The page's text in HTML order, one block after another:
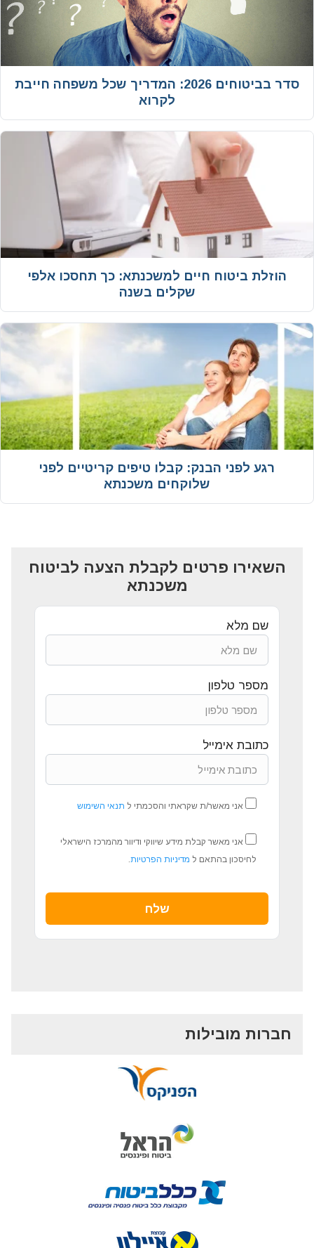
סדר בביטוחים 2026: המדריך שכל משפחה חייבת
לקרוא
הוזלת ביטוח חיים למשכנתא: כך תחסכו אלפי
שקלים בשנה
רגע לפני הבנק: קבלו טיפים קריטיים לפני
שלוקחים משכנתא
השאירו פרטים לקבלת הצעה לביטוח
משכנתא
שם מלא
מספר טלפון
כתובת אימייל
אני מאשר/ת שקראתי והסכמתי ל תנאי השימוש
אני מאשר קבלת מידע שיווקי ודיוור מהמרכז הישראלי
לחיסכון בהתאם ל מדיניות הפרטיות.
חברות מובילות